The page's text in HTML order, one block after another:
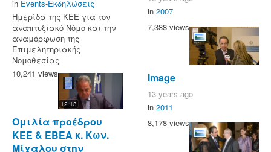
in Events-Εκδηλώσεις
Ημερίδα της ΚΕΕ για τον
αναπτυξιακό Νόμο και την
αναμόρφωση της
Επιμελητηριακής
Νομοθεσίας
10,241 views
12:13
Ομιλία προέδρου
ΚΕΕ & ΕΒΕΑ κ. Κων.
Μίχαλου στην
in 2007
7,388 views
Image
13 years ago
in 2011
8,178 views